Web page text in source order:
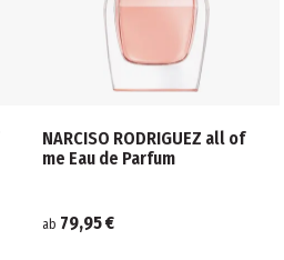
NARCISO RODRIGUEZ all of
me Eau de Parfum
ab 79,95 €